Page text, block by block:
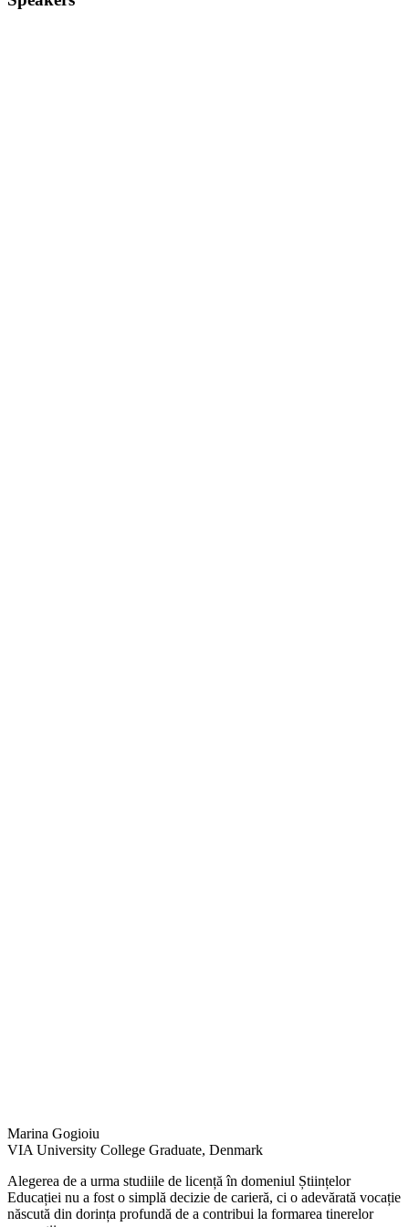
Marina Gogioiu
VIA University College Graduate, Denmark
Alegerea de a urma studiile de licență în domeniul Științelor
Educației nu a fost o simplă decizie de carieră, ci o adevărată vocație
născută din dorința profundă de a contribui la formarea tinerelor